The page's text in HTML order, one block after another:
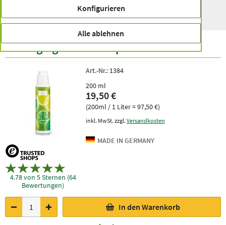
innerhalb Deutschlands
Anti-Aging SB 500 Körperlotion
4.78 von 5 Sternen (64
Bewertungen)
Art.-Nr.: 1384
200 ml
19,50 €
(200ml / 1 Liter = 97,50 €)
inkl. MwSt. zzgl. Versandkosten
In den Warenkorb
Konfigurieren
Alle ablehnen